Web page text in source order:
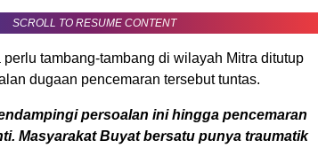
SCROLL TO RESUME CONTENT
tambang-tambang di wilayah Mitra ditutup
dugaan pencemaran tersebut tuntas.
persoalan ini hingga pencemaran
Masyarakat Buyat bersatu punya traumatik